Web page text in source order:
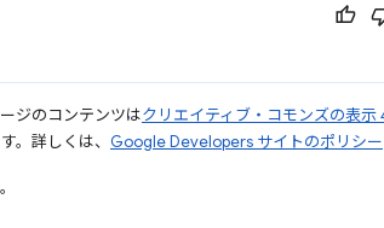
ジのコンテンツはクリエイティブ・コモンズの表示
。詳しくは、 Google Developers サイトのポリシー